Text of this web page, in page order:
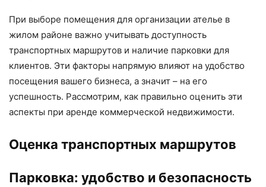
При выборе помещения для организации ателье в
жилом районе важно учитывать доступность
транспортных маршрутов и наличие парковки для
клиентов. Эти факторы напрямую влияют на удобство
посещения вашего бизнеса, а значит – на его
успешность. Рассмотрим, как правильно оценить эти
аспекты при аренде коммерческой недвижимости.
Оценка транспортных маршрутов
Парковка: удобство и безопасность